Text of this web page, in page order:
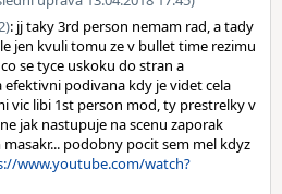
: jj taky 3rd person nemam rad, a tady
jen kvuli tomu ze v bullet time rezimu
se tyce uskoku do stran a
podivana kdy je videt cela
vic libi 1st person mod, ty prestrelky v
jak nastupuje na scenu zaporak
podobny pocit sem mel kdyz
www.youtube.com/watch?